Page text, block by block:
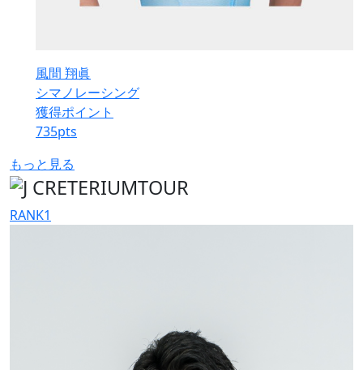
風間 翔眞
シマノレーシング
獲得ポイント
735pts
もっと見る
RANK1